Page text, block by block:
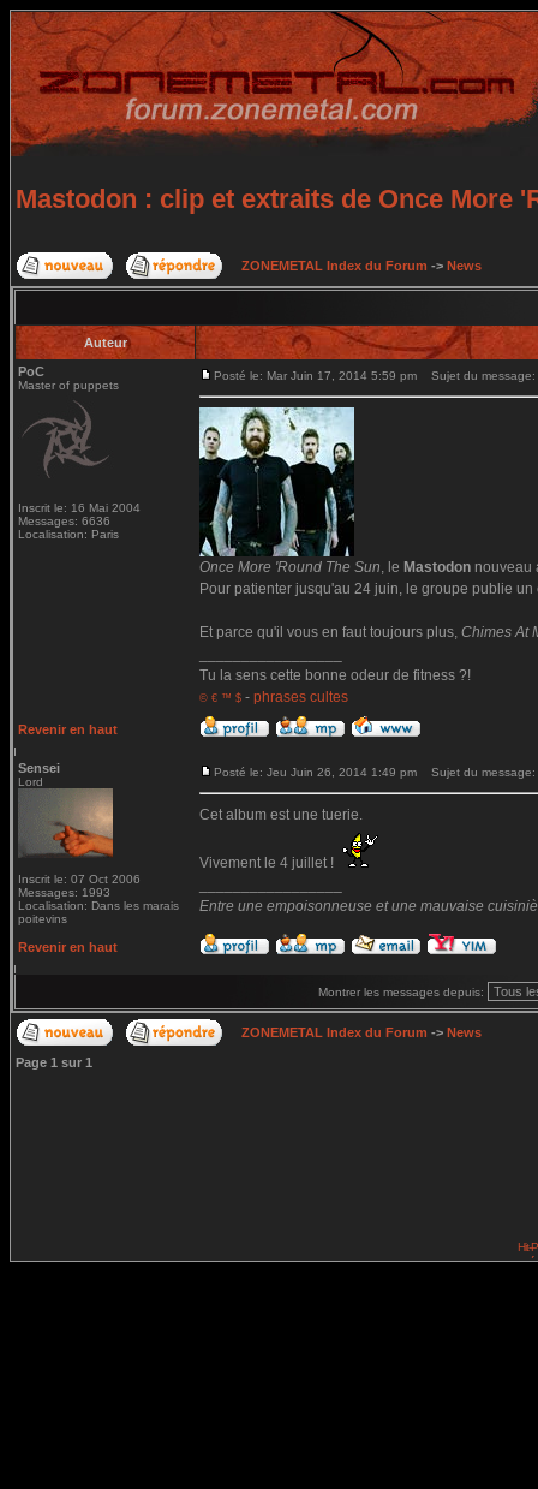
Mastodon : clip et extraits de Once More
ZONEMETAL Index du Forum -> News
Auteur
PoC
Master of puppets
Inscrit le: 16 Mai 2004
Messages: 6636
Localisation: Paris
Posté le: Mar Juin 17, 2014 5:59 pm Sujet du message:
Once More 'Round The Sun, le Mastodon nouveau
Pour patienter jusqu'au 24 juin, le groupe publie
Et parce qu'il vous en faut toujours plus, Chimes At
Tu la sens cette bonne odeur de fitness ?!
© € ™ $ - phrases cultes
Revenir en haut
Sensei
Lord
Inscrit le: 07 Oct 2006
Messages: 1993
Localisation: Dans les marais
poitevins
Posté le: Jeu Juin 26, 2014 1:49 pm Sujet du message:
Cet album est une tuerie.
Vivement le 4 juillet !
Entre une empoisonneuse et une mauvaise
Revenir en haut
Montrer les messages depuis:
ZONEMETAL Index du Forum -> News
Page 1 sur 1